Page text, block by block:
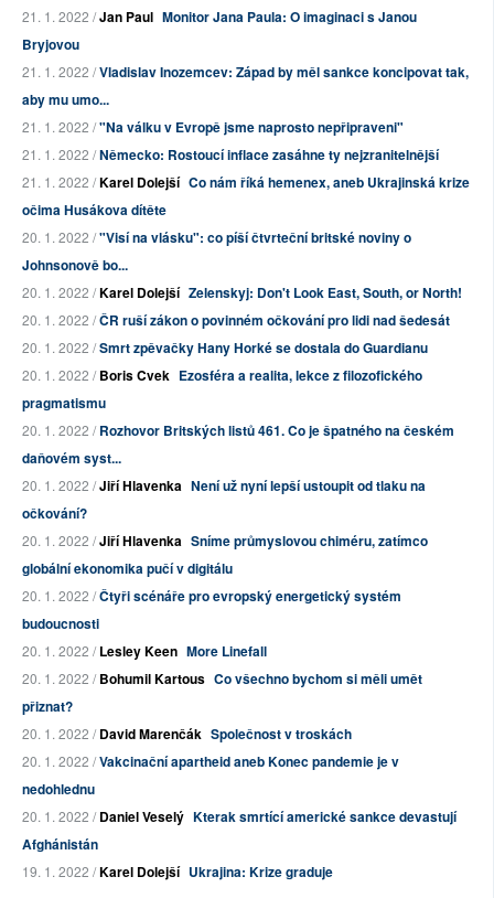
21. 1. 2022 /Jan Paul Monitor Jana Paula: O imaginaci s Janou
Bryjovou
21. 1. 2022 /Vladislav Inozemcev: Západ by měl sankce koncipovat tak,
aby mu umo...
21. 1. 2022 /"Na válku v Evropě jsme naprosto nepřipraveni"
21. 1. 2022 /Německo: Rostoucí inflace zasáhne ty nejzranitelnější
21. 1. 2022 /Karel Dolejší Co nám říká hemenex, aneb Ukrajinská krize
očima Husákova dítěte
20. 1. 2022 /"Visí na vlásku": co píší čtvrteční britské noviny o
Johnsonově bo...
20. 1. 2022 /Karel Dolejší Zelenskyj: Don't Look East, South, or North!
20. 1. 2022 /ČR ruší zákon o povinném očkování pro lidi nad šedesát
20. 1. 2022 /Smrt zpěvačky Hany Horké se dostala do Guardianu
20. 1. 2022 /Boris Cvek Ezosféra a realita, lekce z filozofického
pragmatismu
20. 1. 2022 /Rozhovor Britských listů 461. Co je špatného na českém
daňovém syst...
20. 1. 2022 /Jiří Hlavenka Není už nyní lepší ustoupit od tlaku na
očkování?
20. 1. 2022 /Jiří Hlavenka Sníme průmyslovou chiméru, zatímco
globální ekonomika pučí v digitálu
20. 1. 2022 /Čtyři scénáře pro evropský energetický systém
budoucnosti
20. 1. 2022 /Lesley Keen More Linefall
20. 1. 2022 /Bohumil Kartous Co všechno bychom si měli umět
přiznat?
20. 1. 2022 /David Marenčák Společnost v troskách
20. 1. 2022 /Vakcinační apartheid aneb Konec pandemie je v
nedohlednu
20. 1. 2022 /Daniel Veselý Kterak smrtící americké sankce devastují
Afghánistán
19. 1. 2022 /Karel Dolejší Ukrajina: Krize graduje